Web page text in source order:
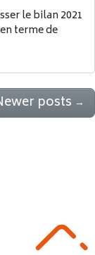
le bilan 2021
terme de
posts →